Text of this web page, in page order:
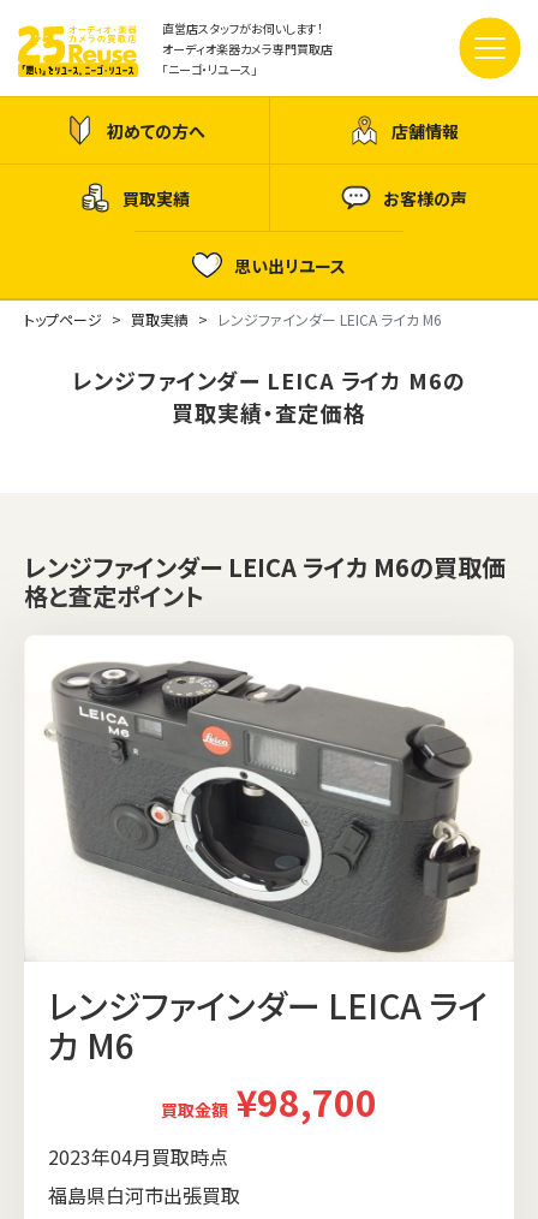
直営店スタッフがお伺いします！
オーディオ楽器カメラ専門買取店
「ニーゴ・リユース」
初めての方へ 店舗情報
買取実績 お客様の声
思い出リユース
トップページ 買取実績 レンジファインダー LEICA ライカ M6
レンジファインダー LEICA ライカ M6の
買取実績・査定価格
レンジファインダー LEICA ライカ M6の買取価
格と査定ポイント
レンジファインダー LEICA ライ
カ M6
買取金額 ¥98,700
2023年04月買取時点
福島県白河市出張買取